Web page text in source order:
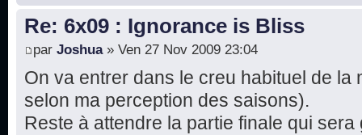
Re: 6x09 : Ignorance is Bliss
par Joshua» Ven 27 Nov 2009 23:04
On va entrer dans le creu habituel de la
selon ma perception des saisons).
Reste à attendre la partie finale qui